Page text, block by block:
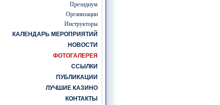
Президиум
Организации
Инструкторы
КАЛЕНДАРЬ МЕРОПРИЯТИЙ
НОВОСТИ
ФОТОГАЛЕРЕЯ
ССЫЛКИ
ПУБЛИКАЦИИ
ЛУЧШИЕ КАЗИНО
КОНТАКТЫ